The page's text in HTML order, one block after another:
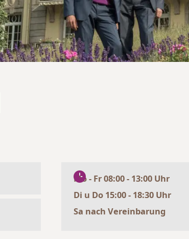
Mo - Fr 08:00 - 13:00 Uhr
Di u Do 15:00 - 18:30 Uhr
Sa nach Vereinbarung